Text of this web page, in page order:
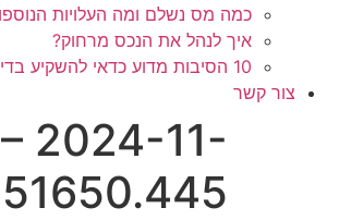
כמה מס נשלם ומה העלויות
איך לנהל את הנכס מרחוק?
10 הסיבות מדוע כדאי להשקיע בדירה חדשה בחו”ל בשלב הפריסייל
צור קשר
2024-11-